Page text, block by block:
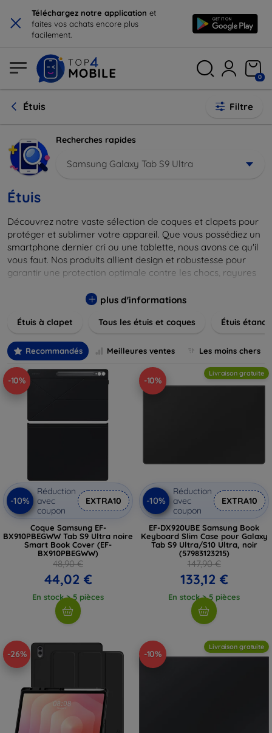
× Téléchargez notre application et
faites vos achats encore plus
facilement.
0
Étuis Filtre
Recherches rapides
Samsung Galaxy Tab S9 Ultra
Étuis
Découvrez notre vaste sélection de coques et clapets pour
protéger et sublimer votre appareil. Que vous possédiez un
smartphone dernier cri ou une tablette, nous avons ce qu'il
vous faut. Nos produits allient design et robustesse pour
garantir une protection optimale contre les chocs, rayures
allant des modèles élégants et minimalistes aux designs
matériaux de haute qualité, y compris le cuir, le silicone, et
parfait pour exprimer votre style tout en assurant la
durabilité de votre appareil.
plus d'informations
Étuis à clapet Tous les étuis et coques Étuis
Recommandés Meilleures ventes Les moins chers
-10%
-10%
Réduction
avec
coupon
EXTRA10
Coque Samsung EF-
BX910PBEGWW Tab S9 Ultra noire
Smart Book Cover (EF-
BX910PBEGWW)
48,90 €
44,02 €
En stock > 5 pièces
-10%
Livraison gratuite
-10%
Réduction
avec
coupon
EXTRA10
EF-DX920UBE Samsung Book
Keyboard Slim Case pour Galaxy
Tab S9 Ultra/S10 Ultra, noir
(57983123215)
147,90 €
133,12 €
En stock > 5 pièces
-26% -10%
Livraison gratuite